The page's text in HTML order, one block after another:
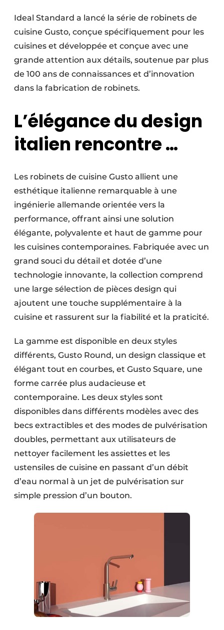
Ideal Standard a lancé la série de robinets de
cuisine Gusto, conçue spécifiquement pour les
cuisines et développée et conçue avec une
grande attention aux détails, soutenue par plus
de 100 ans de connaissances et d’innovation
dans la fabrication de robinets.
L’élégance du design
italien rencontre …
Les robinets de cuisine Gusto allient une
esthétique italienne remarquable à une
ingénierie allemande orientée vers la
performance, offrant ainsi une solution
élégante, polyvalente et haut de gamme pour
les cuisines contemporaines. Fabriquée avec un
grand souci du détail et dotée d’une
technologie innovante, la collection comprend
une large sélection de pièces design qui
ajoutent une touche supplémentaire à la
cuisine et rassurent sur la fiabilité et la praticité.
La gamme est disponible en deux styles
différents, Gusto Round, un design classique et
élégant tout en courbes, et Gusto Square, une
forme carrée plus audacieuse et
contemporaine. Les deux styles sont
disponibles dans différents modèles avec des
becs extractibles et des modes de pulvérisation
doubles, permettant aux utilisateurs de
nettoyer facilement les assiettes et les
ustensiles de cuisine en passant d’un débit
d’eau normal à un jet de pulvérisation sur
simple pression d’un bouton.